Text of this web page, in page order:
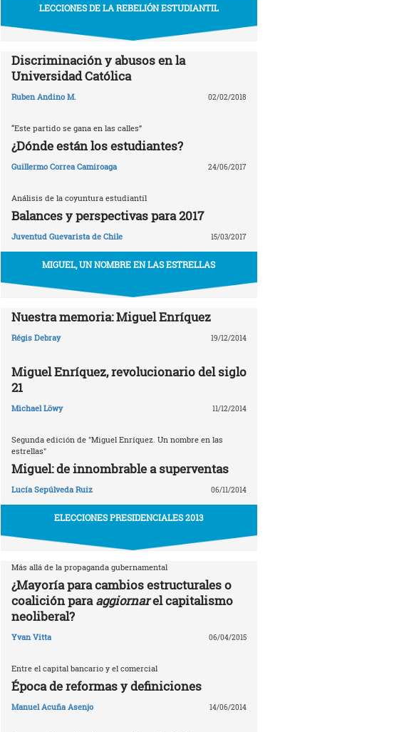
LECCIONES DE LA REBELIÓN ESTUDIANTIL
Discriminación y abusos en la
Universidad Católica
Ruben Andino M. 02/02/2018
“Este partido se gana en las calles”
¿Dónde están los estudiantes?
Guillermo Correa Camiroaga 24/06/2017
Análisis de la coyuntura estudiantil
Balances y perspectivas para 2017
Juventud Guevarista de Chile 15/03/2017
MIGUEL, UN NOMBRE EN LAS ESTRELLAS
Nuestra memoria: Miguel Enríquez
Régis Debray 19/12/2014
Miguel Enríquez, revolucionario del siglo
21
Michael Löwy 11/12/2014
Segunda edición de "Miguel Enríquez. Un nombre en las
estrellas"
Miguel: de innombrable a superventas
Lucía Sepúlveda Ruiz 06/11/2014
ELECCIONES PRESIDENCIALES 2013
Más allá de la propaganda gubernamental
¿Mayoría para cambios estructurales o
coalición paraaggiornarel capitalismo
neoliberal?
Yvan Vitta 06/04/2015
Entre el capital bancario y el comercial
Época de reformas y definiciones
Manuel Acuña Asenjo 14/06/2014